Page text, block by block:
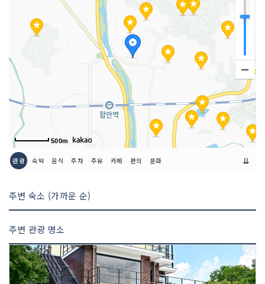
500m
관광 숙박 음식 주차 주유 카페 편의 문화 ⇊
주변 숙소 (가까운 순)
주변 관광 명소